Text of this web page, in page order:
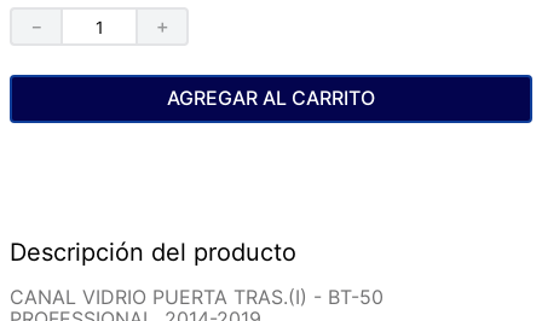
＋
－
AGREGAR AL CARRITO
Descripción del producto
CANAL VIDRIO PUERTA TRAS.(I) - BT-50